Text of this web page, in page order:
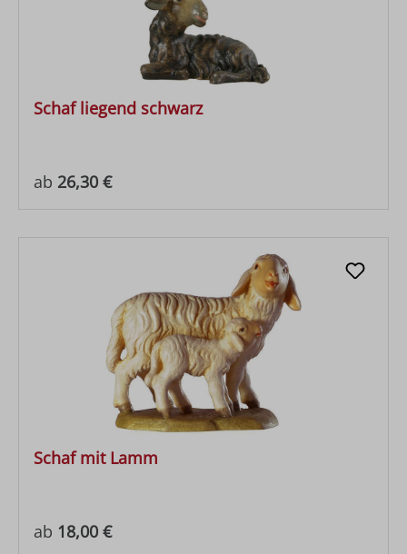
Schaf liegend schwarz
Regulärer Preis:
ab 26,30 €
Schaf mit Lamm
Regulärer Preis:
ab 18,00 €